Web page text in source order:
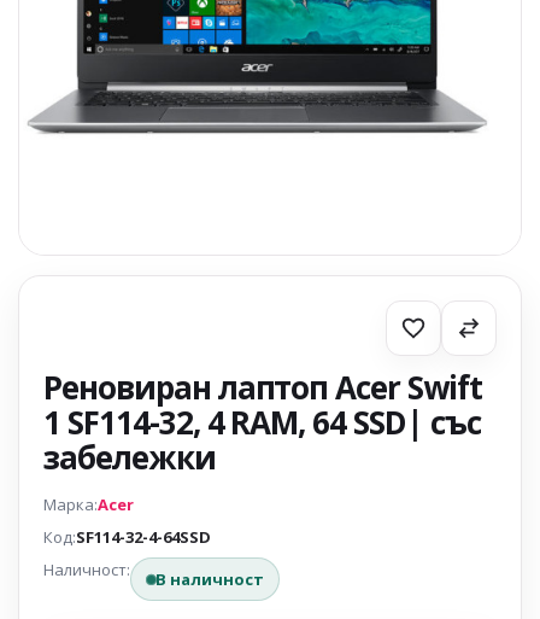
Реновиран лаптоп Acer Swift
1 SF114-32, 4 RAM, 64 SSD| със
забележки
Марка:Acer
Код:SF114-32-4-64SSD
Наличност:
В наличност